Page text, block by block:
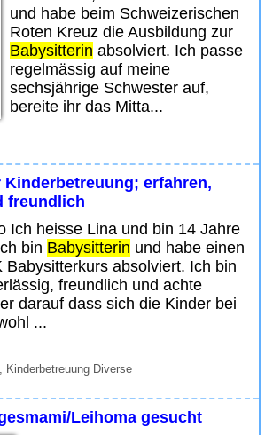
und habe beim Schweizerischen
Roten Kreuz die Ausbildung zur
Babysitterin absolviert. Ich passe
regelmässig auf meine
sechsjährige Schwester auf,
bereite ihr das Mitta...
Kinderbetreuung; erfahren,
freundlich
Ich heisse Lina und bin 14 Jahre
bin Babysitterin und habe einen
Babysitterkurs absolviert. Ich bin
freundlich und achte
darauf dass sich die Kinder bei
...
Kinderbetreuung Diverse
Leihoma gesucht